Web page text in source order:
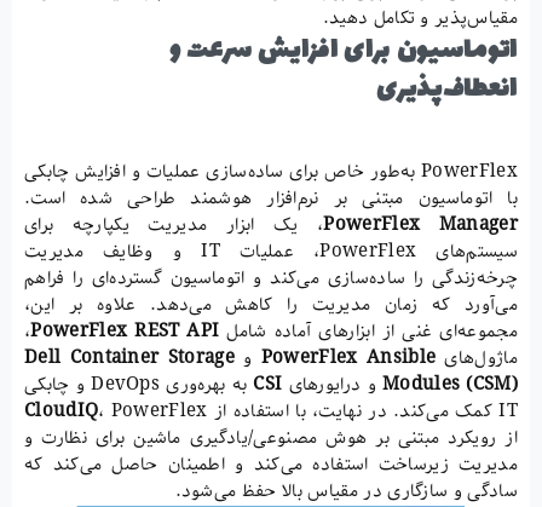
مقیاس‌پذیر و تکامل دهید.
اتوماسیون برای افزایش سرعت و
انعطاف‌پذیری
PowerFlex به‌طور خاص برای ساده‌سازی عملیات و افزایش چابکی
با اتوماسیون مبتنی بر نرم‌افزار هوشمند طراحی شده است.
PowerFlex Manager، یک ابزار مدیریت یکپارچه برای
سیستم‌های PowerFlex، عملیات IT و وظایف مدیریت
چرخه‌زندگی را ساده‌سازی می‌کند و اتوماسیون گسترده‌ای را فراهم
می‌آورد که زمان مدیریت را کاهش می‌دهد. علاوه بر این،
مجموعه‌ای غنی از ابزارهای آماده شامل PowerFlex REST API،
ماژول‌های PowerFlex Ansible وDell Container Storage
Modules (CSM)و درایورهای CSI
به بهره‌وری DevOps و چابکی
IT کمک می‌کند. در نهایت، با استفاده از
CloudIQ، PowerFlex
از رویکرد مبتنی بر هوش مصنوعی/یادگیری ماشین برای نظارت و
مدیریت زیرساخت استفاده می‌کند و اطمینان حاصل می‌کند که
سادگی و سازگاری در مقیاس بالا حفظ می‌شود.